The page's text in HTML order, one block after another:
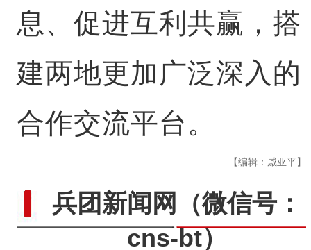
息、促进互利共赢，搭
建两地更加广泛深入的
合作交流平台。
【编辑：戚亚平】
兵团新闻网
（微信号：
cns-bt）